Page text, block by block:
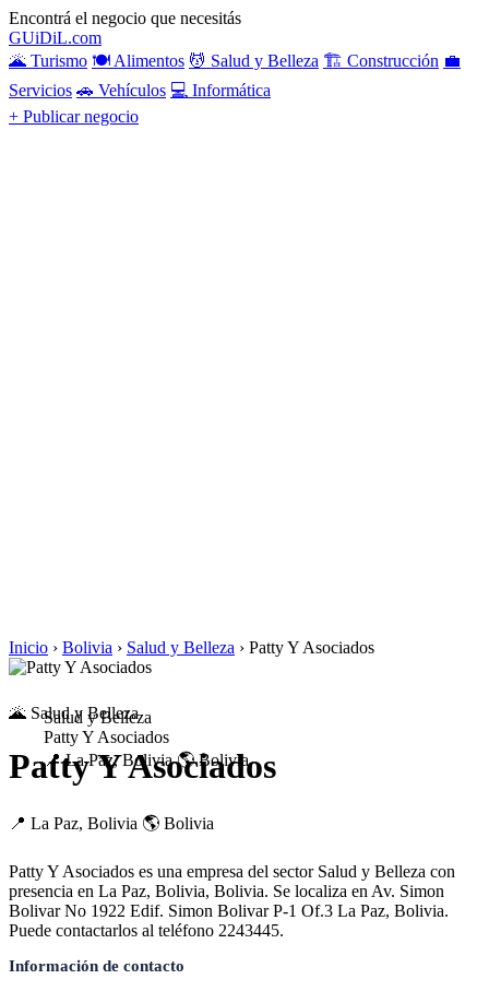
Encontrá el negocio que necesitás
GUiDiL.com
🌋 Turismo 🍽️ Alimentos 💆 Salud y Belleza 🏗️ Construcción 💼
Servicios 🚗 Vehículos 💻 Informática
+ Publicar negocio
Inicio › Bolivia › Salud y Belleza › Patty Y Asociados
Salud y Belleza
Patty Y Asociados
📍 La Paz, Bolivia 🌎 Bolivia
🌋 Salud y Belleza
Patty Y Asociados
📍 La Paz, Bolivia 🌎 Bolivia
Patty Y Asociados es una empresa del sector Salud y Belleza con
presencia en La Paz, Bolivia, Bolivia. Se localiza en Av. Simon
Bolivar No 1922 Edif. Simon Bolivar P-1 Of.3 La Paz, Bolivia.
Puede contactarlos al teléfono 2243445.
Información de contacto